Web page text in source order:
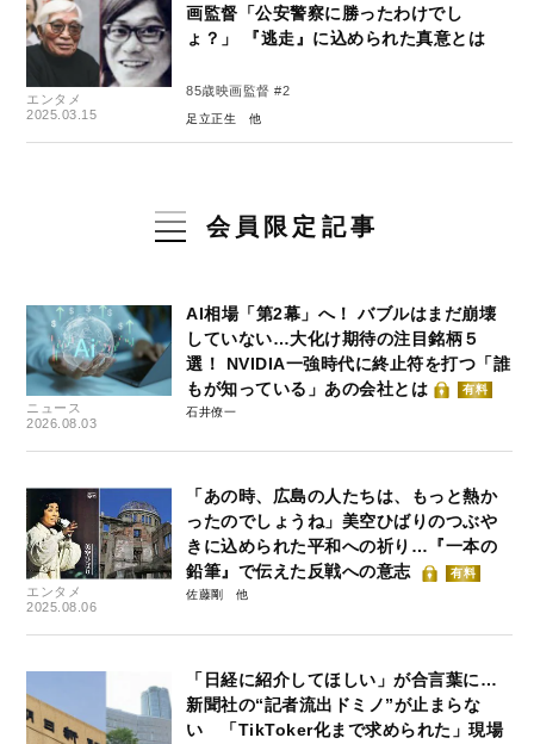
エンタメ
2025.03.15
画監督「公安警察に勝ったわけでし
ょ？」 『逃走』に込められた真意とは
85歳映画監督 #2
足立正生
会員限定記事
ニュース
2026.08.03
AI相場「第2幕」へ！ バブルはまだ崩壊
していない…大化け期待の注目銘柄５
選！ NVIDIA一強時代に終止符を打つ「誰
もが知っている」あの会社とは
有料
石井僚一
エンタメ
2025.08.06
「あの時、広島の人たちは、もっと熱か
ったのでしょうね」美空ひばりのつぶや
きに込められた平和への祈り…『一本の
鉛筆』で伝えた反戦への意志
有料
佐藤剛
「日経に紹介してほしい」が合言葉に…
新聞社の“記者流出ドミノ”が止まらな
い 「TikToker化まで求められた」現場